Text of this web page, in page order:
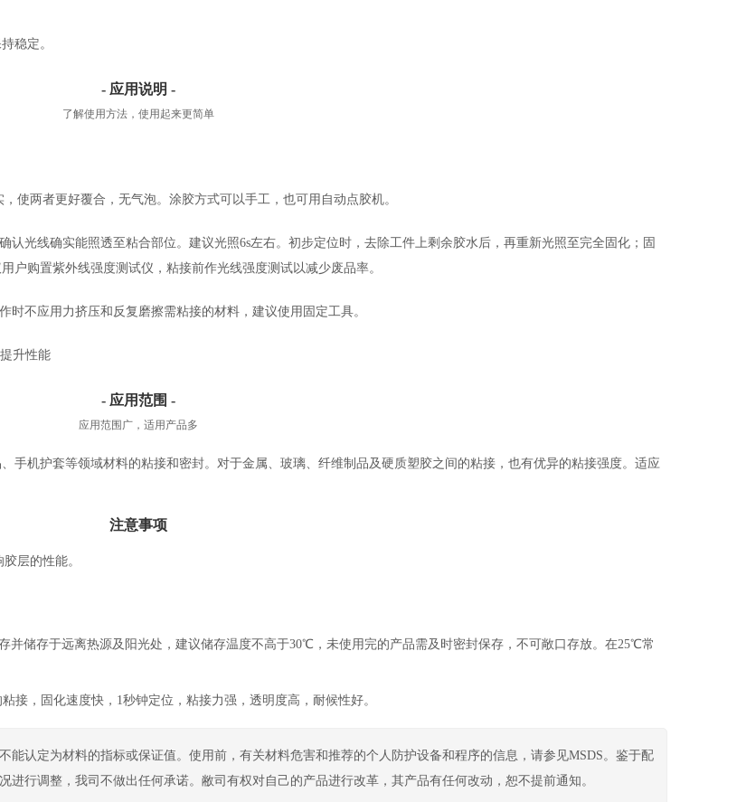
稳定。
- 应用说明 -
了解使用方法，使用起来更简单
使两者更好覆合，无气泡。涂胶方式可以手工，也可用自动点胶机。
认光线确实能照透至粘合部位。建议光照6s左右。初步定位时，去除工件上剩余胶水后，再重新光照至完全固化；固
户购置紫外线强度测试仪，粘接前作光线强度测试以减少废品率。
不应用力挤压和反复磨擦需粘接的材料，建议使用固定工具。
升性能
- 应用范围 -
应用范围广，适用产品多
手机护套等领域材料的粘接和密封。对于金属、玻璃、纤维制品及硬质塑胶之间的粘接，也有优异的粘接强度。适应
注意事项
层的性能。
并储存于远离热源及阳光处，建议储存温度不高于30℃，未使用完的产品需及时密封保存，不可敞口存放。在25℃常
接，固化速度快，1秒钟定位，粘接力强，透明度高，耐候性好。
能认定为材料的指标或保证值。使用前，有关材料危害和推荐的个人防护设备和程序的信息，请参见MSDS。鉴于配
行调整，我司不做出任何承诺。敝司有权对自己的产品进行改革，其产品有任何改动，恕不提前通知。